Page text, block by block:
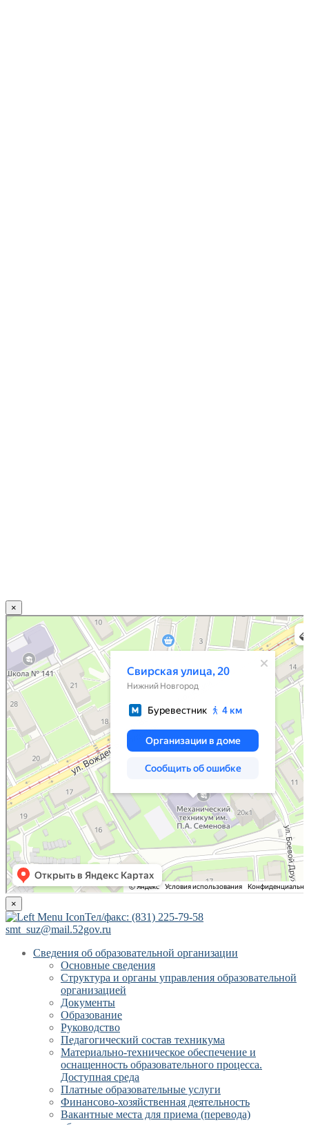
×
Нижний Новгород
Свирская улица, 20 — Яндекс.Карты
×
Тел/факс: (831) 225-79-58
smt_suz@mail.52gov.ru
Сведения об образовательной организации
Основные сведения
Структура и органы управления образовательной
организацией
Документы
Образование
Руководство
Педагогический состав техникума
Материально-техническое обеспечение и
оснащенность образовательного процесса.
Доступная среда
Платные образовательные услуги
Финансово-хозяйственная деятельность
Вакантные места для приема (перевода)